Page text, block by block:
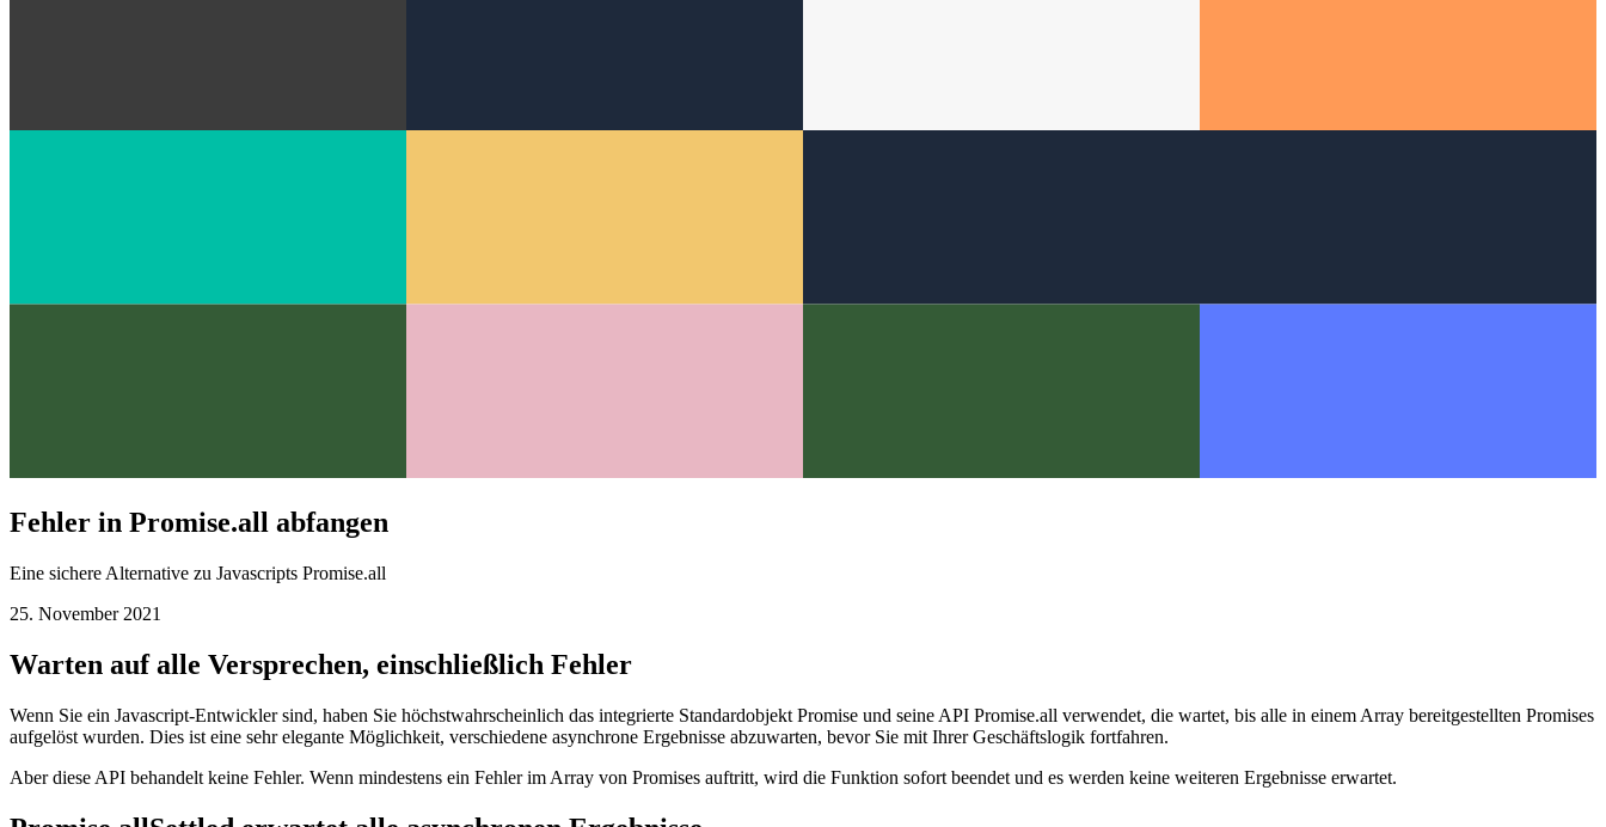
Fehler in Promise.all abfangen
Eine sichere Alternative zu Javascripts Promise.all
25. November 2021
Warten auf alle Versprechen, einschließlich Fehler
Wenn Sie ein Javascript-Entwickler sind, haben Sie höchstwahrscheinlich das integrierte Standardobjekt Promise und seine API Promise.all verwendet, die wartet, bis alle in einem Array bereitgestellten Promises
aufgelöst wurden. Dies ist eine sehr elegante Möglichkeit, verschiedene asynchrone Ergebnisse abzuwarten, bevor Sie mit Ihrer Geschäftslogik fortfahren.
Aber diese API behandelt keine Fehler. Wenn mindestens ein Fehler im Array von Promises auftritt, wird die Funktion sofort beendet und es werden keine weiteren Ergebnisse erwartet.